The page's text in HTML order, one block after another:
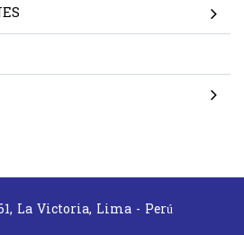
La Victoria, Lima - Perú